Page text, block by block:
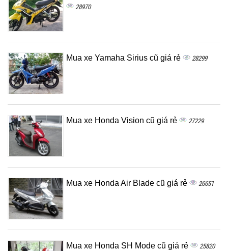
28970
Mua xe Yamaha Sirius cũ giá rẻ 28299
Mua xe Honda Vision cũ giá rẻ 27229
Mua xe Honda Air Blade cũ giá rẻ 26651
Mua xe Honda SH Mode cũ giá rẻ 25820